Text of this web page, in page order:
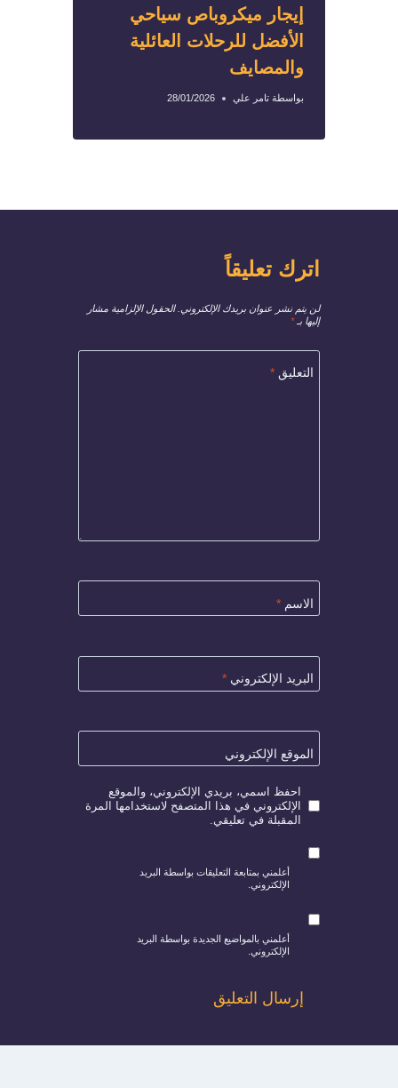
إيجار ميكروباص سياحي
الأفضل للرحلات العائلية
والمصايف
بواسطة تامر علي 28/01/2026
اترك تعليقاً
لن يتم نشر عنوان بريدك الإلكتروني. الحقول الإلزامية مشار
إليها بـ*
التعليق *
الاسم *
البريد الإلكتروني *
الموقع الإلكتروني
احفظ اسمي، بريدي الإلكتروني، والموقع
الإلكتروني في هذا المتصفح لاستخدامها المرة
المقبلة في تعليقي.
أعلمني بمتابعة التعليقات بواسطة البريد
الإلكتروني.
أعلمني بالمواضيع الجديدة بواسطة البريد
الإلكتروني.